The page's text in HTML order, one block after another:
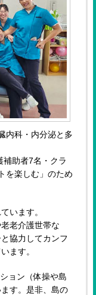
内科・内分泌と多
助者7名・クラ
を楽しむ」のため
います。
老介護世帯な
協力してカンフ
ます。
ョン（体操や島
す。是非、島の